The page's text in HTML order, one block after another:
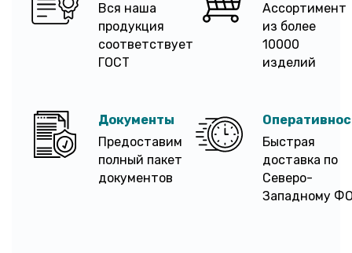
Вся наша
продукция
соответствует
ГОСТ
Ассортимент
из более
10000
изделий
Документы
Предоставим
полный пакет
документов
Быстрая
доставка по
Северо-
Западному